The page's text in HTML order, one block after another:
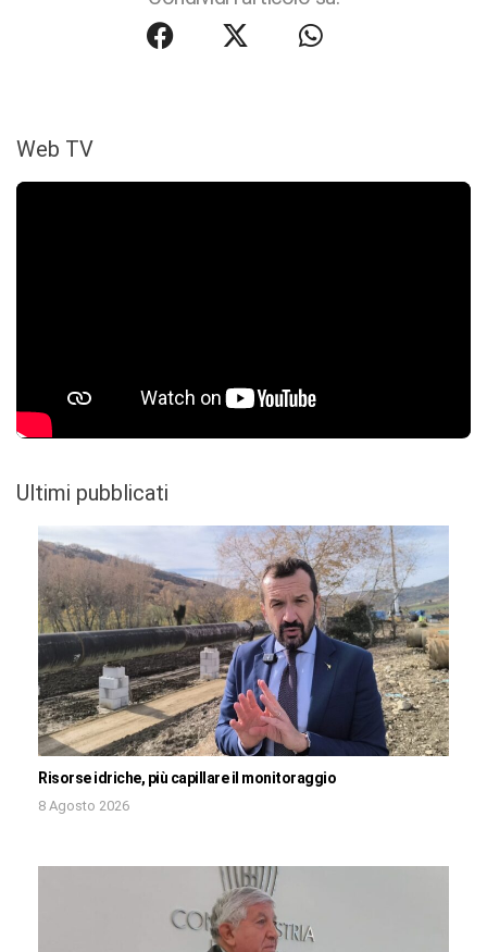
Web TV
Ultimi pubblicati
Risorse idriche, più capillare il monitoraggio
8 Agosto 2026